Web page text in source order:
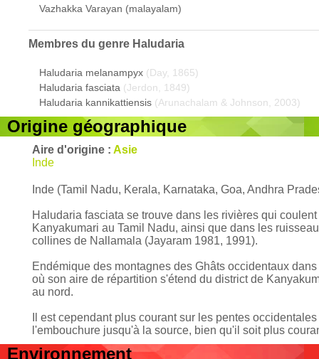
Vazhakka Varayan (malayalam)
Membres du genre Haludaria
Haludaria melanampyx (Day, 1865)
Haludaria fasciata (Jerdon, 1849)
Haludaria kannikattiensis (Arunachalam & Johnson, 2003)
Origine géographique
Aire d'origine : Asie
Inde
Inde (Tamil Nadu, Kerala, Karnataka, Goa, Andhra
Haludaria fasciata se trouve dans les rivières qui
Kanyakumari au Tamil Nadu, ainsi que dans les
collines de Nallamala (Jayaram 1981, 1991).
Endémique des montagnes des Ghâts occidentaux
où son aire de répartition s'étend du district de
au nord.
Il est cependant plus courant sur les pentes
l'embouchure jusqu'à la source, bien qu'il soit plus
Environnement